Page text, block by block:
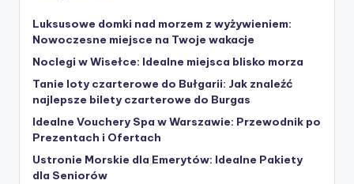
Luksusowe domki nad morzem z wyżywieniem:
Nowoczesne miejsce na Twoje wakacje
Noclegi w Wisełce: Idealne miejsca blisko morza
Tanie loty czarterowe do Bułgarii: Jak znaleźć
najlepsze bilety czarterowe do Burgas
Idealne Vouchery Spa w Warszawie: Przewodnik po
Prezentach i Ofertach
Ustronie Morskie dla Emerytów: Idealne Pakiety
dla Seniorów